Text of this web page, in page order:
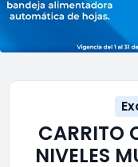
CARRITO
NIVELES